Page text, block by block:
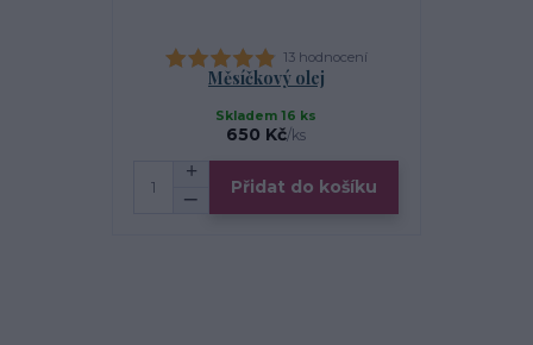
13 hodnocení
Měsíčkový olej
650 Kč/ks
Skladem 16 ks
Přidat do košíku